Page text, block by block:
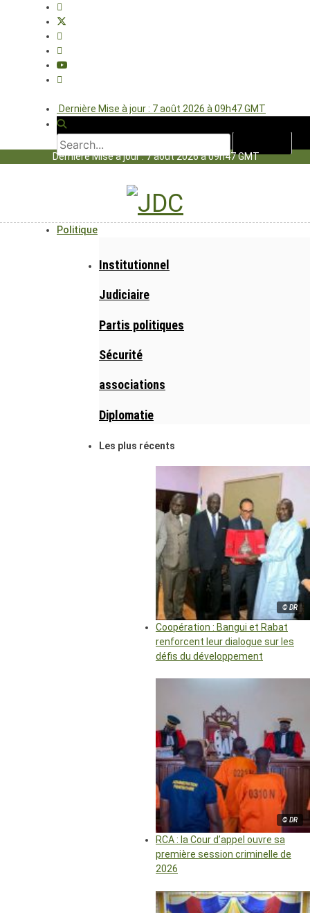
Dernière Mise à jour : 7 août 2026 à 09h47 GMT
Dernière Mise à jour : 7 août 2026 à 09h47 GMT
Politique
Institutionnel
Judiciaire
Partis politiques
Sécurité
associations
Diplomatie
Les plus récents
© DR
Coopération : Bangui et Rabat
renforcent leur dialogue sur les
défis du développement
© DR
RCA : la Cour d’appel ouvre sa
première session criminelle de
2026